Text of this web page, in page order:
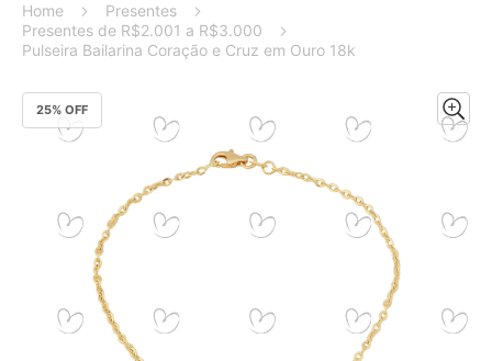
Home
Presentes
Presentes de R$2.001 a R$3.000
Pulseira Bailarina Coração e Cruz em Ouro 18k
25% OFF
Pular
para
o
imagens